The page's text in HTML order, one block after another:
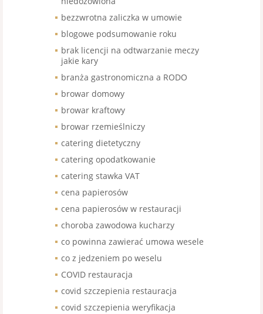
bezzwrotna zaliczka w umowie
blogowe podsumowanie roku
brak licencji na odtwarzanie meczy
jakie kary
branża gastronomiczna a RODO
browar domowy
browar kraftowy
browar rzemieślniczy
catering dietetyczny
catering opodatkowanie
catering stawka VAT
cena papierosów
cena papierosów w restauracji
choroba zawodowa kucharzy
co powinna zawierać umowa wesele
co z jedzeniem po weselu
COVID restauracja
covid szczepienia restauracja
covid szczepienia weryfikacja